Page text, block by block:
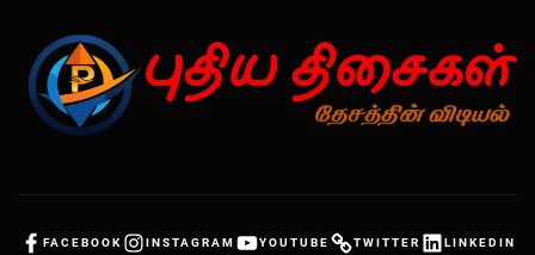
FACEBOOK INSTAGRAM YOUTUBE TWITTER
LINKEDIN